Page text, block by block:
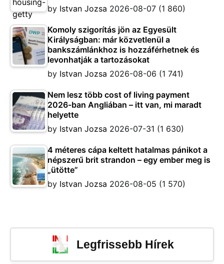
by Istvan Jozsa 2026-08-07 (1 860)
Komoly szigorítás jön az Egyesült
Királyságban: már közvetlenül a
bankszámlánkhoz is hozzáférhetnek és
levonhatják a tartozásokat
by Istvan Jozsa 2026-08-06 (1 741)
Nem lesz több cost of living payment
2026-ban Angliában – itt van, mi maradt
helyette
by Istvan Jozsa 2026-07-31 (1 630)
4 méteres cápa keltett hatalmas pánikot a
népszerű brit strandon – egy ember meg is
„ütötte”
by Istvan Jozsa 2026-08-05 (1 570)
Legfrissebb Hírek